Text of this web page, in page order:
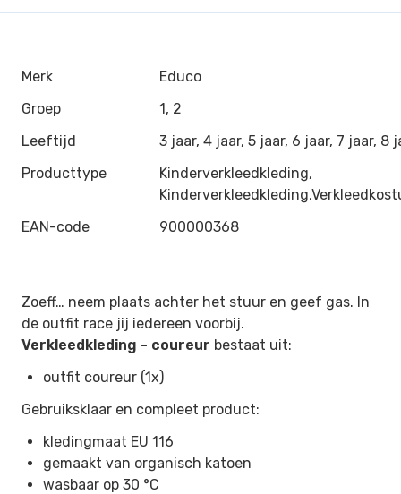
Merk
Educo
Groep
1, 2
Leeftijd
3 jaar, 4 jaar, 5 jaar, 6 jaar, 7 jaar, 8
Producttype
Kinderverkleedkleding,
EAN-code
900000368
Zoeff… neem plaats achter het stuur en geef gas. In
de outfit race jij iedereen voorbij.
Verkleedkleding - coureur bestaat uit:
outfit coureur (1x)
Gebruiksklaar en compleet product:
kledingmaat EU 116
gemaakt van organisch katoen
wasbaar op 30 °C